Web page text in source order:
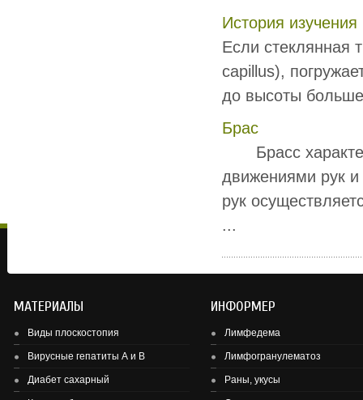
История
Если стеклянная
capillus),
до высоты
Брас
Брасс
движениями рук и
рук
...
МАТЕРИАЛЫ
Виды плоскостопия
Вирусные гепатиты А и В
Диабет сахарный
ИНФОРМЕР
Лимфедема
Лимфогранулематоз
Раны, укусы
Здоровье детей и подростков - основа здоровье нации.